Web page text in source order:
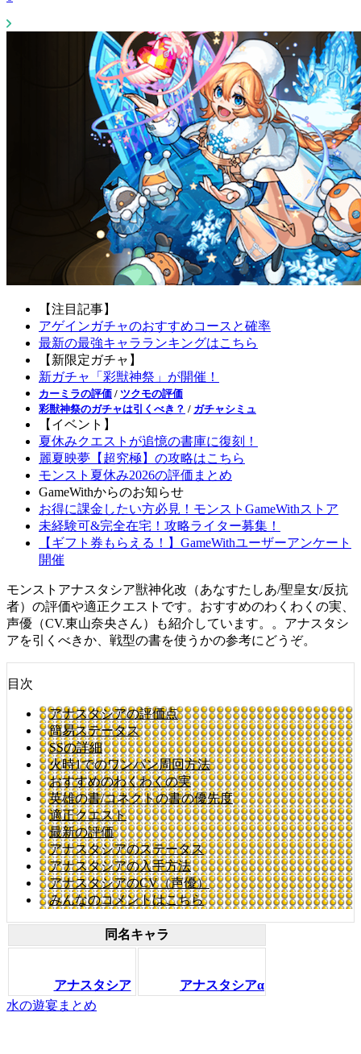
【注目記事】
アゲインガチャのおすすめコースと確率
最新の最強キャラランキングはこちら
【新限定ガチャ】
新ガチャ「彩獣神祭」が開催！
カーミラの評価 / ツクモの評価
彩獣神祭のガチャは引くべき？ / ガチャシミュ
【イベント】
夏休みクエストが追憶の書庫に復刻！
麗夏映夢【超究極】の攻略はこちら
モンスト夏休み2026の評価まとめ
GameWithからのお知らせ
お得に課金したい方必見！モンストGameWithストア
未経験可&完全在宅！攻略ライター募集！
【ギフト券もらえる！】GameWithユーザーアンケート
開催
モンストアナスタシア獣神化改（あなすたしあ/聖皇女/反抗
者）の評価や適正クエストです。おすすめのわくわくの実、
声優（CV.東山奈央さん）も紹介しています。。アナスタシ
アを引くべきか、戦型の書を使うかの参考にどうぞ。
目次
アナスタシアの評価点
簡易ステータス
SSの詳細
火時1でのワンパン周回方法
おすすめのわくわくの実
英雄の書/コネクトの書の優先度
適正クエスト
最新の評価
アナスタシアのステータス
アナスタシアの入手方法
アナスタシアのCV（声優）
みんなのコメントはこちら
同名キャラ
アナスタシア
アナスタシアα
水の遊宴まとめ